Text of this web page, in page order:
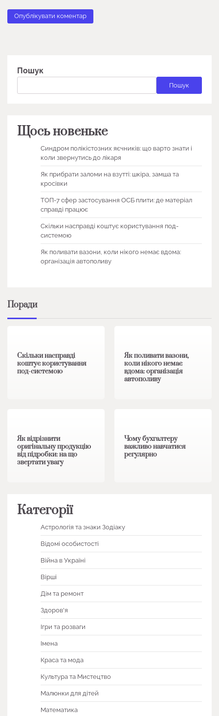
Пошук
Пошук
Щось новеньке
Синдром полікістозних яєчників: що варто знати і
коли звернутись до лікаря
Як прибрати заломи на взутті: шкіра, замша та
кросівки
ТОП-7 сфер застосування ОСБ плити: де матеріал
справді працює
Скільки насправді коштує користування под-
системою
Як поливати вазони, коли нікого немає вдома:
організація автополиву
Поради
Скільки насправді
коштує користування
под-системою
Як поливати вазони,
коли нікого немає
вдома: організація
автополиву
Як відрізнити
оригінальну продукцію
від підробки: на що
звертати увагу
Чому бухгалтеру
важливо навчатися
регулярно
Категорії
Астрологія та знаки Зодіаку
Відомі особистості
Війна в Україні
Вірші
Дім та ремонт
Здоров'я
Ігри та розваги
Імена
Краса та мода
Культура та Мистецтво
Малюнки для дітей
Математика